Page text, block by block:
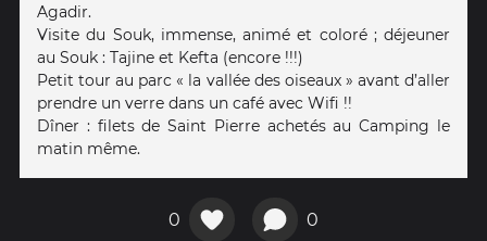
Agadir.
Visite du Souk, immense, animé et coloré ; déjeuner
au Souk : Tajine et Kefta (encore !!!)
Petit tour au parc « la vallée des oiseaux » avant d’aller
prendre un verre dans un café avec Wifi !!
Dîner : filets de Saint Pierre achetés au Camping le
matin même.
0 0